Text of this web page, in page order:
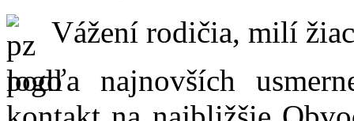
Vážení rodičia, milí
podľa najnovších